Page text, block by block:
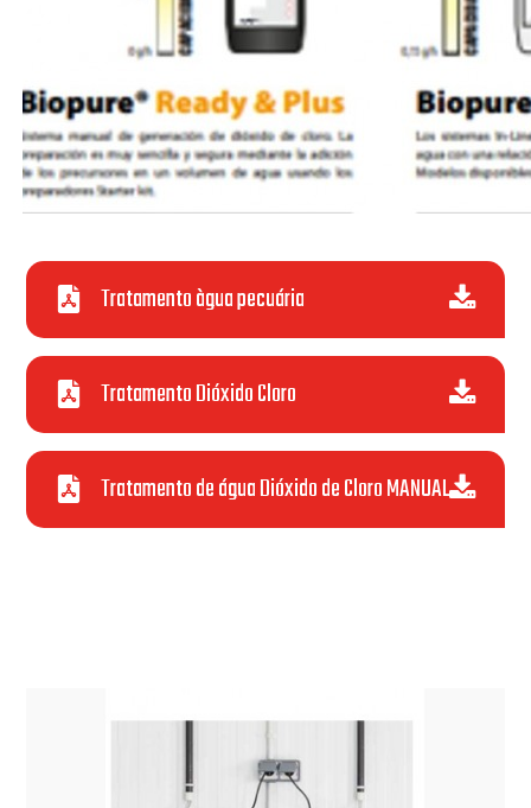
Tratamento àgua pecuária
Tratamento Dióxido Cloro
Tratamento de água Dióxido de Cloro MANUAL